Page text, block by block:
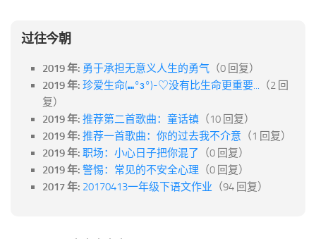
过往今朝
2019 年: 勇于承担无意义人生的勇气 （0 回复）
2019 年: 珍爱生命(⑉°з°)-♡没有比生命更重要... （2 回
复）
2019 年: 推荐第二首歌曲：童话镇 （10 回复）
2019 年: 推荐一首歌曲：你的过去我不介意 （1 回复）
2019 年: 职场：小心日子把你混了
（0 回复）
2019 年: 警惕：常见的不安全心理 （0 回复）
2017 年: 20170413一年级下语文作业 （94 回复）